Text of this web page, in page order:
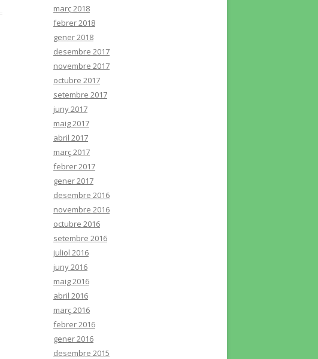
març 2018
febrer 2018
gener 2018
desembre 2017
novembre 2017
octubre 2017
setembre 2017
juny 2017
maig 2017
abril 2017
març 2017
febrer 2017
gener 2017
desembre 2016
novembre 2016
octubre 2016
setembre 2016
juliol 2016
juny 2016
maig 2016
abril 2016
març 2016
febrer 2016
gener 2016
desembre 2015